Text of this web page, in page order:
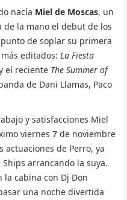
nacía Miel de Moscas, un
la mano el debut de los
de soplar su primera
editados: La Fiesta
el reciente The Summer of
de Dani Llamas, Paco
y satisfacciones Miel
viernes 7 de noviembre
actuaciones de Perro, ya
arrancando la suya.
cabina con Dj Don
una noche divertida